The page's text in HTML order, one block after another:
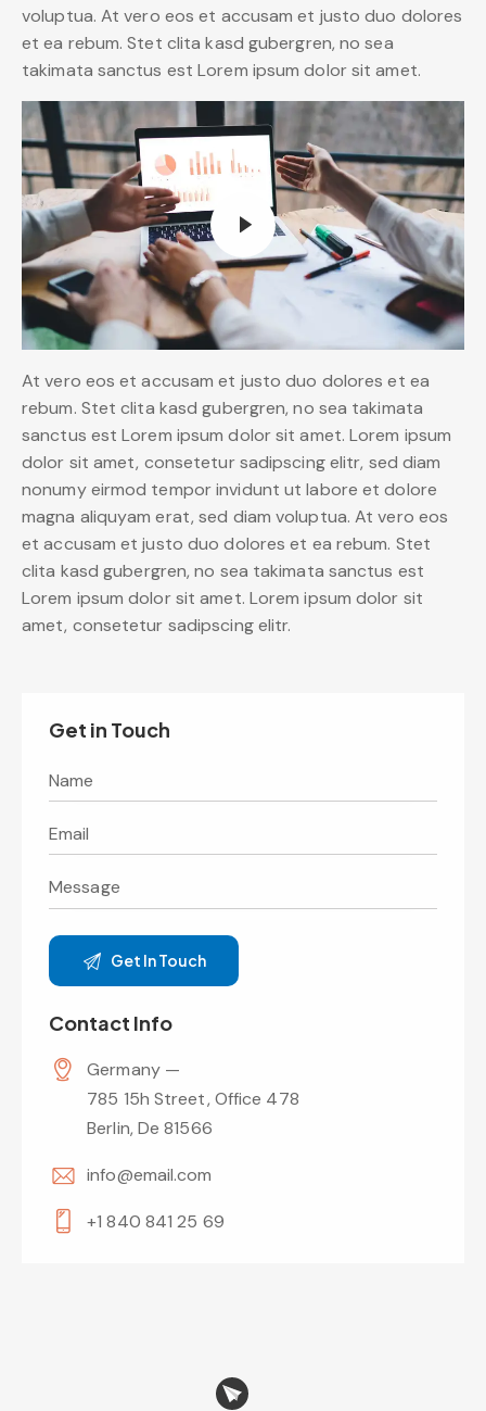
voluptua. At vero eos et accusam et justo duo dolores
et ea rebum. Stet clita kasd gubergren, no sea
takimata sanctus est Lorem ipsum dolor sit amet.
At vero eos et accusam et justo duo dolores et ea
rebum. Stet clita kasd gubergren, no sea takimata
sanctus est Lorem ipsum dolor sit amet. Lorem ipsum
dolor sit amet, consetetur sadipscing elitr, sed diam
nonumy eirmod tempor invidunt ut labore et dolore
magna aliquyam erat, sed diam voluptua. At vero eos
et accusam et justo duo dolores et ea rebum. Stet
clita kasd gubergren, no sea takimata sanctus est
Lorem ipsum dolor sit amet. Lorem ipsum dolor sit
amet, consetetur sadipscing elitr.
Get in Touch
Contact Info
Germany —
785 15h Street, Office 478
Berlin, De 81566
info@email.com
+1 840 841 25 69